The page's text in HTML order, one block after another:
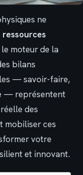
ne
ressources
moteur de la
bilans
— savoir-faire,
— représentent
des
mobiliser ces
votre
et innovant.